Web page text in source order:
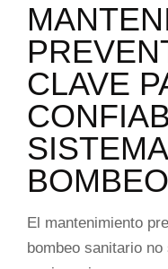
CLAVE
El mantenimiento
bombeo sanitario